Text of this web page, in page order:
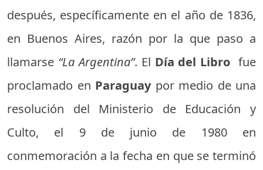
después, específicamente en el año de 1836,
en Buenos Aires, razón por la que paso a
llamarse “La Argentina”. El Día del Libro fue
proclamado en Paraguay por medio de una
resolución del Ministerio de Educación y
Culto, el 9 de junio de 1980 en
conmemoración a la fecha en que se terminó